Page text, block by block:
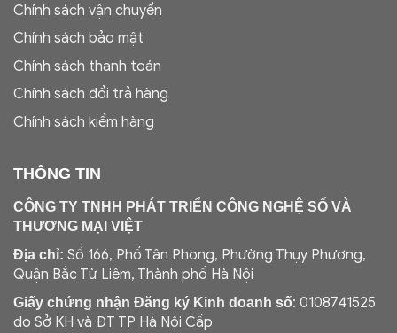
Chính sách vận chuyển
Chính sách bảo mật
Chính sách thanh toán
Chính sách đổi trả hàng
Chính sách kiểm hàng
THÔNG TIN
CÔNG TY TNHH PHÁT TRIỂN CÔNG NGHỆ SỐ VÀ
THƯƠNG MẠI VIỆT
Địa chỉ: Số 166, Phố Tân Phong, Phường Thụy Phương,
Quận Bắc Từ Liêm, Thành phố Hà Nội
Giấy chứng nhận Đăng ký Kinh doanh số: 0108741525
do Sở KH và ĐT TP Hà Nội Cấp